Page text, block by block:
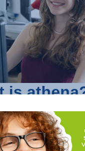
is
in Kortrijkdie elke
biedt. Op vier
campussen
en toekomstgericht